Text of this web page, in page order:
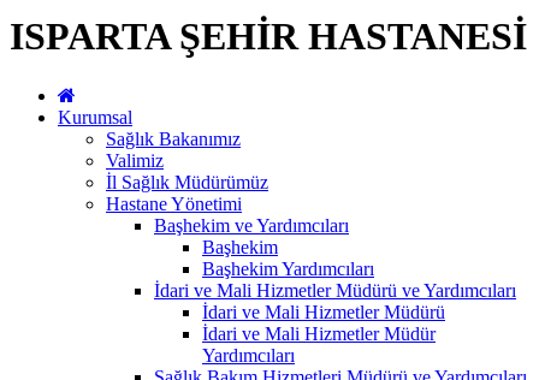
ISPARTA ŞEHİR HASTANESİ
Kurumsal
Sağlık Bakanımız
Valimiz
İl Sağlık Müdürümüz
Hastane Yönetimi
Başhekim ve Yardımcıları
Başhekim
Başhekim Yardımcıları
İdari ve Mali Hizmetler Müdürü ve Yardımcıları
İdari ve Mali Hizmetler Müdürü
İdari ve Mali Hizmetler Müdür
Yardımcıları